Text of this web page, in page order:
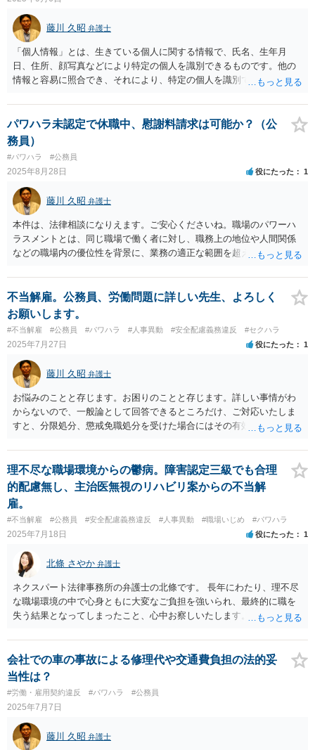
藤川 久昭 弁護士
「個人情報」とは、生きている個人に関する情報で、氏名、生年月
日、住所、顔写真などにより特定の個人を識別できるものです。他の
情報と容易に照合でき、それにより、特定の個人を識別できるものを
んと説明する」、「勝手に目的外に使わない」、「しっかり保管す
る」、「要配慮個人情報、第３者へ渡すときは同意をとる」などで
す。本件が、これらに該当するかどうか、証拠に基づいて、子細な分
析と慎重な対応が必要です。どうしても不安であれば、この手の問題
に精通した弁護士等に、直接相談されるのが良いと思われます。良い
解決になりますよう祈念しております。
パワハラ未認定で休職中、慰謝料請求は可能か？（公
務員）
#パワハラ #公務員
2025年8月28日 役にたった 1
藤川 久昭 弁護士
本件は、法律相談になりえます。ご安心くださいね。職場のパワーハ
ラスメントとは、同じ職場で働く者に対し、職務上の地位や人間関係
などの職場内の優位性を背景に、業務の適正な範囲を超えて、精神
本件の言動が、これらに該当するかどうか、証拠に基づいて、子細な
分析と慎重な対応が必要です。客観的証拠が不可欠です。実害があれ
ば、損害賠償請求できる可能性はあります。ただ、請求額通りが法的
に認められるとは限らないです。損害賠償請求は可能ですが、損害と
の因果関係の立証が容易ではないと思われます。客観的証拠が不可欠
です。法的責任をきちんと追及されたい場合には、労働法にかなり詳
しく、上記に関係した法理等にも通じた弁護士等に相談し、法的に正
確に分析してもらい、今後の対応を検討するべきです。良い解決にな
りますよう祈念しております。納得のいかないことは徹底的に解明し
ましょう！ 応援しています！！
不当解雇。公務員、労働問題に詳しい先生、よろしく
お願いします。
#不当解雇 #公務員 #パワハラ #人事異動 #安全配慮義務違反 #セクハラ
2025年7月27日 役にたった 1
藤川 久昭 弁護士
お悩みのことと存じます。お困りのことと存じます。詳しい事情がわ
からないので、一般論として回答できるところだけ、ご対応いたしま
すと、分限処分、懲戒免職処分を受けた場合にはその有効性を争える
す。復職に対する対応については安全配慮義務違反について本件は、
法的に正確に分析すべき事案です。素人判断は大いに危険です。本相
談は、ネットでのやりとりだけでは、正確な回答が難しい案件です。
法的に正確に分析されたい場合には、労働法にかなり詳しく、上記に
関連した法理等にも通じた弁護士等に相談し、証拠をもとにしながら
具体的な話をなさった上で、今後の対応を検討するべきです。良い解
決になりますよう祈念しております。お力になりたいと思います。
理不尽な職場環境からの鬱病。障害認定三級でも合理
的配慮無し、主治医無視のリハビリ案からの不当解
雇。
#不当解雇 #公務員 #安全配慮義務違反 #人事異動 #職場いじめ #パワハラ
2025年7月18日 役にたった 1
北條 さやか 弁護士
ネクスパート法律事務所の弁護士の北條です。 長年にわたり、理不尽
な職場環境の中で心身ともに大変なご負担を強いられ、最終的に職を
失う結果となってしまったこと、心中お察しいたします。お伺いした
る可能性は十分にあります。 1. パワハラ（不法行為）と市の安全配慮
義務違反 ・園長からの人格を否定するような発言や、職場内での孤
立、嫌がらせなどは、個人の尊厳を傷つける「パワハラ」にあたる可
能性が高いです。 ・特に、うつ病が一度完治したにもかかわらず、そ
の原因となった人物が園長を務める園へ異動させたことは、あなたの
心身の安全を守るべき市の「安全配慮義務」に違反していると強く推
認されます。 ・診断書を突き返して休暇を認めなかったことや、主治
医の意見を無視した対応も、この義務を怠ったものといえます。 2. 不
会社での車の事故による修理代や交通費負担の法的妥
当性は？
#労働・雇用契約違反 #パワハラ #公務員
2025年7月7日
藤川 久昭 弁護士